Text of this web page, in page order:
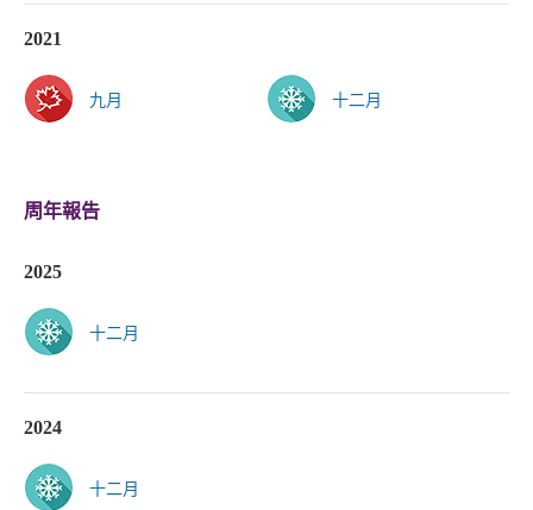
2021
九月 十二月
周年報告
2025
十二月
2024
十二月